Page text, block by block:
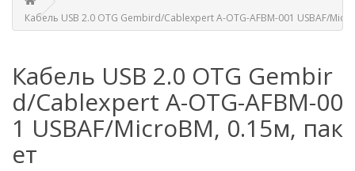
Кабель USB 2.0 OTG Gembird/Cablexpert A-OTG-AFBM-001 USBAF/
Кабель USB 2.0 OTG Gembir
d/Cablexpert A-OTG-AFBM-00
1 USBAF/MicroBM, 0.15м, пак
ет